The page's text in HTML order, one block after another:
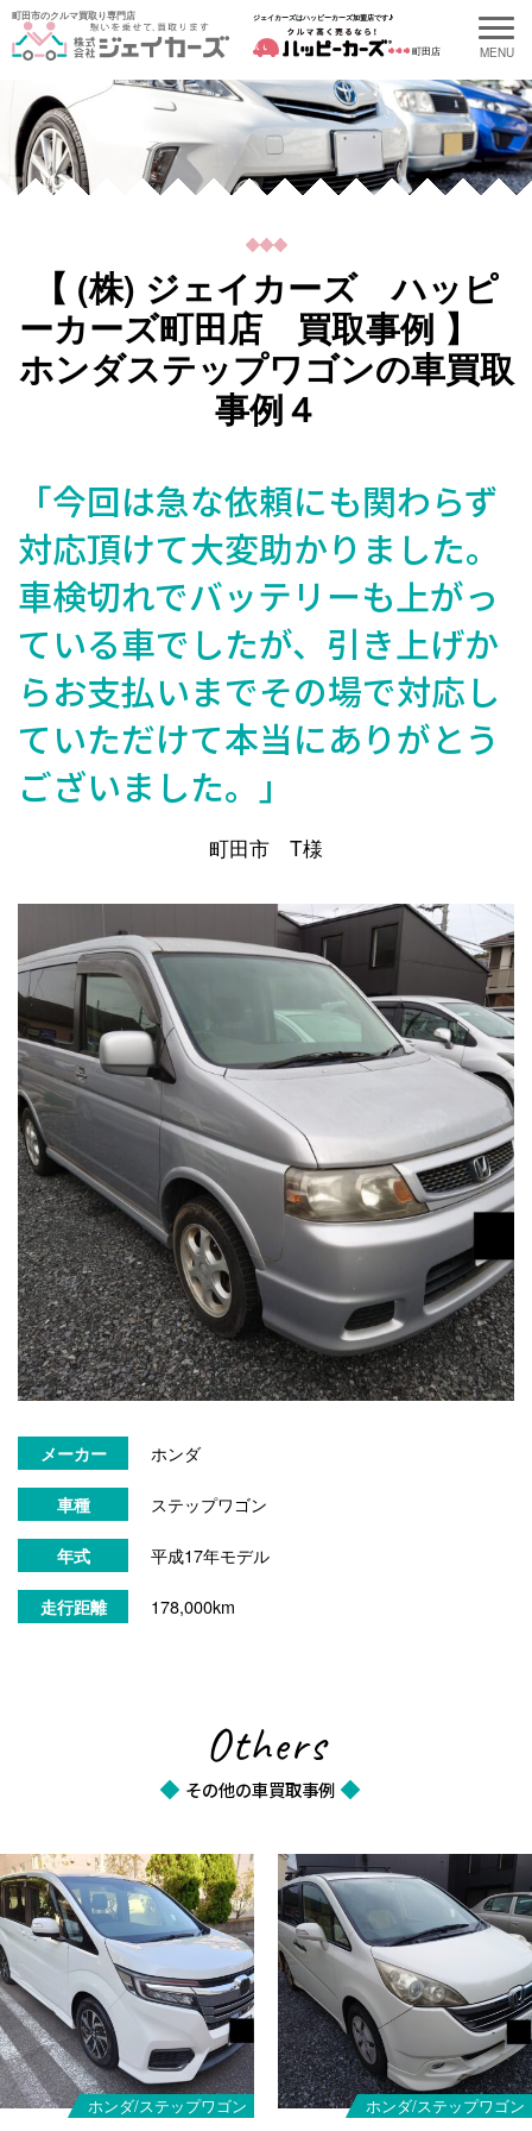
町田市のクルマ買取り専門店 ジェイカーズはハッピーカーズ加盟店です♪
町田店
【 (株) ジェイカーズ ハッピ
ーカーズ町田店 買取事例 】
ホンダステップワゴンの車買取
事例４
「今回は急な依頼にも関わらず
対応頂けて大変助かりました。
車検切れでバッテリーも上がっ
ている車でしたが、引き上げか
らお支払いまでその場で対応し
ていただけて本当にありがとう
ございました。」
町田市 T様
メーカー ホンダ
車種 ステップワゴン
年式 平成17年モデル
走行距離 178,000km
Others
その他の車買取事例
ホンダ/ステップワゴン ホンダ/ステップワゴン